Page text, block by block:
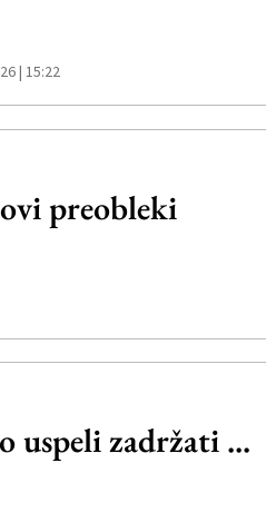
| 15:22
preobleki
uspeli zadržati ...